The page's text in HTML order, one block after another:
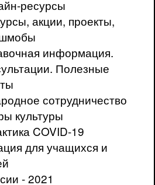
ресурсы
акции, проекты,
информация.
Полезные
сотрудничество
культуры
COVID-19
для учащихся и
- 2021